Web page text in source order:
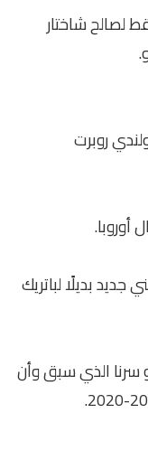
بفارق كبير في القيمة التسويقية بواقع 862 مليون يورو، مقابل 106 فقط لصالح شاختار
روبرت
أوروبا.
بديلًا لباتريك
سرنا الذي سبق وأن